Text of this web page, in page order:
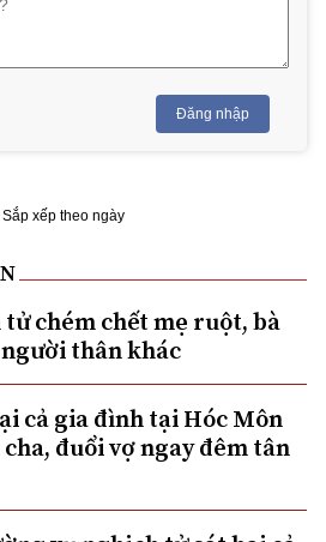
Đăng nhập
Sắp xếp theo ngày
chém chết mẹ ruột, bà
thân khác
cả gia đình tại Hóc Môn
đuổi vợ ngay đêm tân